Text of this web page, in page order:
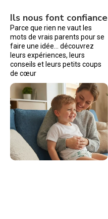
Ils nous font confiance
Parce que rien ne vaut les
mots de vrais parents pour se
faire une idée… découvrez
leurs expériences, leurs
conseils et leurs petits coups
de cœur